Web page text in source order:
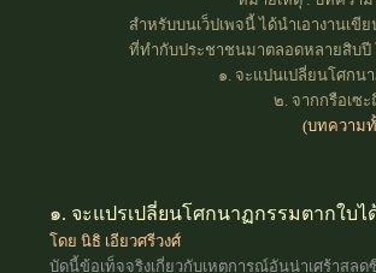
สำหรับบนเว็ปเพจนี้ ได้นำเอางานเขี
ที่ทำกับประชาชนมาตลอดหลายสิบปี
๑. จะแปนเปลี่ยนโศกน
๒. จากกรือเซ
(บทความ
๑. จะแปรเปลี่ยนโศกนาฏกรรมตากใบไ
โดย นิธิ เอียวศรีวงศ์
บัดนี้ข้อเท็จจริงเกี่ยวกับเหตุการณ์อันน่าเศร้าสล